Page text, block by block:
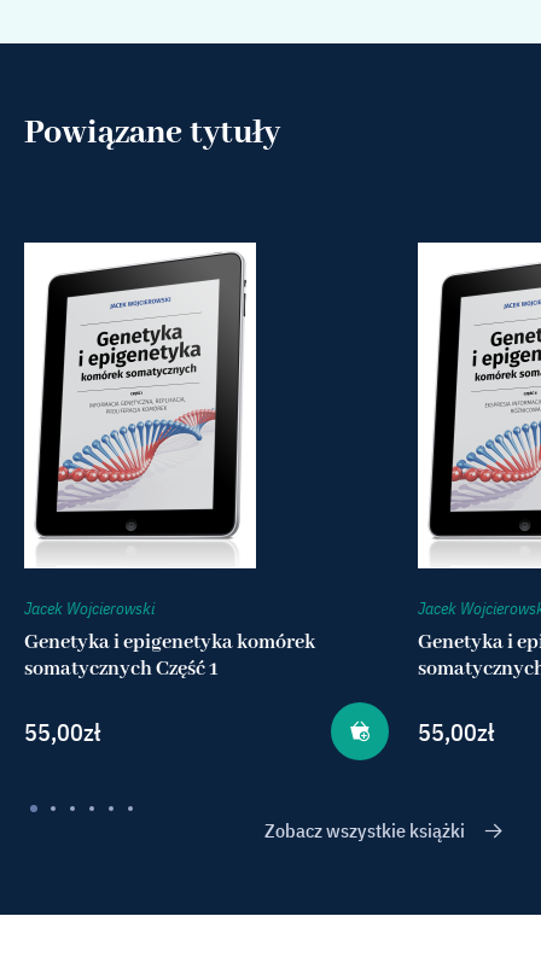
Powiązane tytuły
Jacek Wojcierowski
Genetyka i epigenetyka komórek
somatycznych Część 1
55,00zł
Jacek
Genetyka i
55,00zł
Zobacz wszystkie książki